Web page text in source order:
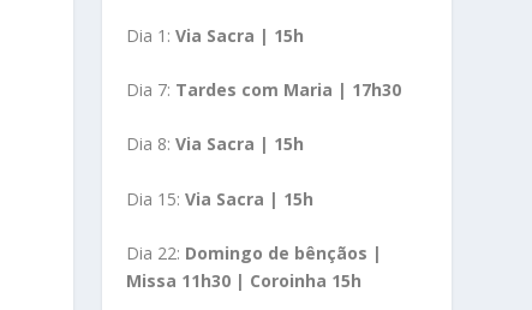
Dia 1:Via Sacra | 15h
Dia 7: Tardes com Maria | 17h30
Dia 8:Via Sacra | 15h
Dia 15:Via Sacra | 15h
Dia 22: Domingo de bênçãos |
Missa 11h30 | Coroinha 15h